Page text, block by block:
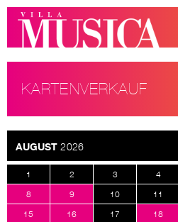
KARTENVERKAUF
AUGUST2026
1 2 3 4
8
9 10 11
15
16 17 18